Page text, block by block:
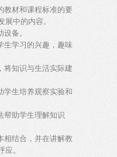
教材和课程标准的要
中的内容。
备。
生学习的兴趣，趣味
将知识与生活实际建
学生培养观察实验和
帮助学生理解知识
相结合，并在讲解教
。